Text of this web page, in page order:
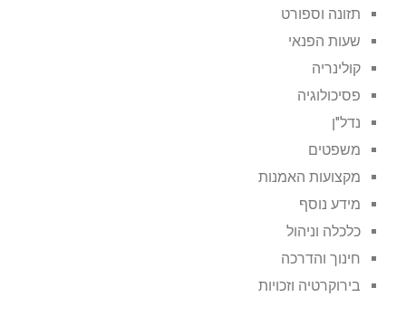
תזונה וספורט
שעות הפנאי
קולינריה
פסיכולוגיה
נדל"ן
משפטים
מקצועות האמנות
מידע נוסף
כלכלה וניהול
חינוך והדרכה
בירוקרטיה וזכויות